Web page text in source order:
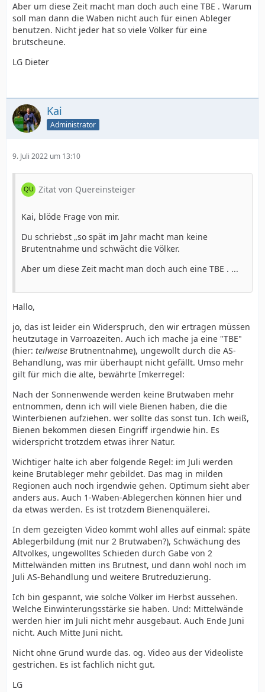
Aber um diese Zeit macht man doch auch eine TBE . Warum
soll man dann die Waben nicht auch für einen Ableger
benutzen. Nicht jeder hat so viele Völker für eine
brutscheune.
LG Dieter
Kai
Administrator
9. Juli 2022 um 13:10
Zitat von Quereinsteiger
Kai, blöde Frage von mir.
Du schriebst „so spät im Jahr macht man keine
Brutentnahme und schwächt die Völker.
Aber um diese Zeit macht man doch auch eine TBE . ...
Hallo,
jo, das ist leider ein Widerspruch, den wir ertragen müssen
heutzutage in Varroazeiten. Auch ich mache ja eine "TBE"
(hier: teilweise Brutnentnahme), ungewollt durch die AS-
Behandlung, was mir überhaupt nicht gefällt. Umso mehr
gilt für mich die alte, bewährte Imkerregel:
Nach der Sonnenwende werden keine Brutwaben mehr
entnommen, denn ich will viele Bienen haben, die die
Winterbienen aufziehen. wer sollte das sonst tun. Ich weiß,
Bienen bekommen diesen Eingriff irgendwie hin. Es
widerspricht trotzdem etwas ihrer Natur.
Wichtiger halte ich aber folgende Regel: im Juli werden
keine Brutableger mehr gebildet. Das mag in milden
Regionen auch noch irgendwie gehen. Optimum sieht aber
anders aus. Auch 1-Waben-Ablegerchen können hier und
da etwas werden. Es ist trotzdem Bienenquälerei.
In dem gezeigten Video kommt wohl alles auf einmal: späte
Ablegerbildung (mit nur 2 Brutwaben?), Schwächung des
Altvolkes, ungewolltes Schieden durch Gabe von 2
Mittelwänden mitten ins Brutnest, und dann wohl noch im
Juli AS-Behandlung und weitere Brutreduzierung.
Ich bin gespannt, wie solche Völker im Herbst aussehen.
Welche Einwinterungsstärke sie haben. Und: Mittelwände
werden hier im Juli nicht mehr ausgebaut. Auch Ende Juni
nicht. Auch Mitte Juni nicht.
Nicht ohne Grund wurde das. og. Video aus der Videoliste
gestrichen. Es ist fachlich nicht gut.
LG